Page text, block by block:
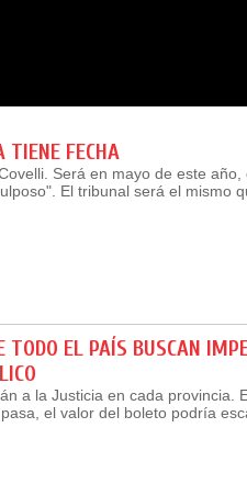
TIENE FECHA
Será en mayo de este año,
El tribunal será el mismo
TODO EL PAÍS BUSCAN
a la Justicia en cada provincia.
el valor del boleto podría